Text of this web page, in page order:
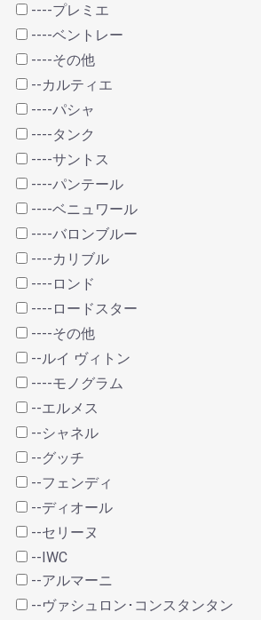
----プレミエ
----ベントレー
----その他
--カルティエ
----パシャ
----タンク
----サントス
----パンテール
----ベニュワール
----バロンブルー
----カリブル
----ロンド
----ロードスター
----その他
--ルイ ヴィトン
----モノグラム
--エルメス
--シャネル
--グッチ
--フェンディ
--ディオール
--セリーヌ
--IWC
--アルマーニ
--ヴァシュロン･コンスタンタン